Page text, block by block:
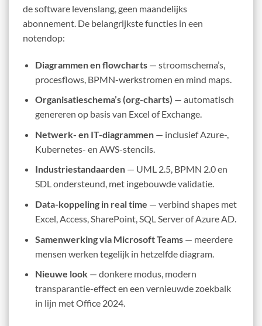
de software levenslang, geen maandelijks
abonnement. De belangrijkste functies in een
notendop:
Diagrammen en flowcharts— stroomschema’s,
procesflows, BPMN-werkstromen en mind maps.
Organisatieschema’s (org-charts) — automatisch
genereren op basis van Excel of Exchange.
Netwerk- en IT-diagrammen— inclusief Azure-,
Kubernetes- en AWS-stencils.
Industriestandaarden— UML 2.5, BPMN 2.0 en
SDL ondersteund, met ingebouwde validatie.
Data-koppeling in real time — verbind shapes met
Excel, Access, SharePoint, SQL Server of Azure AD.
Samenwerking via Microsoft Teams— meerdere
mensen werken tegelijk in hetzelfde diagram.
Nieuwe look— donkere modus, modern
transparantie-effect en een vernieuwde zoekbalk
in lijn met Office 2024.